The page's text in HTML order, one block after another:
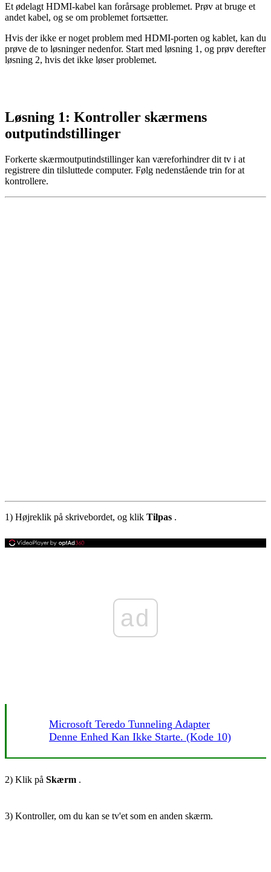
Et ødelagt HDMI-kabel kan forårsage problemet. Prøv at bruge et
andet kabel, og se om problemet fortsætter.
Hvis der ikke er noget problem med HDMI-porten og kablet, kan du
prøve de to løsninger nedenfor. Start med løsning 1, og prøv derefter
løsning 2, hvis det ikke løser problemet.
Løsning 1: Kontroller skærmens
outputindstillinger
Forkerte skærmoutputindstillinger kan væreforhindrer dit tv i at
registrere din tilsluttede computer. Følg nedenstående trin for at
kontrollere.
1) Højreklik på skrivebordet, og klik Tilpas .
ad
Microsoft Teredo Tunneling Adapter
Denne Enhed Kan Ikke Starte. (kode 10)
2) Klik på Skærm .
3) Kontroller, om du kan se tv'et som en anden skærm.